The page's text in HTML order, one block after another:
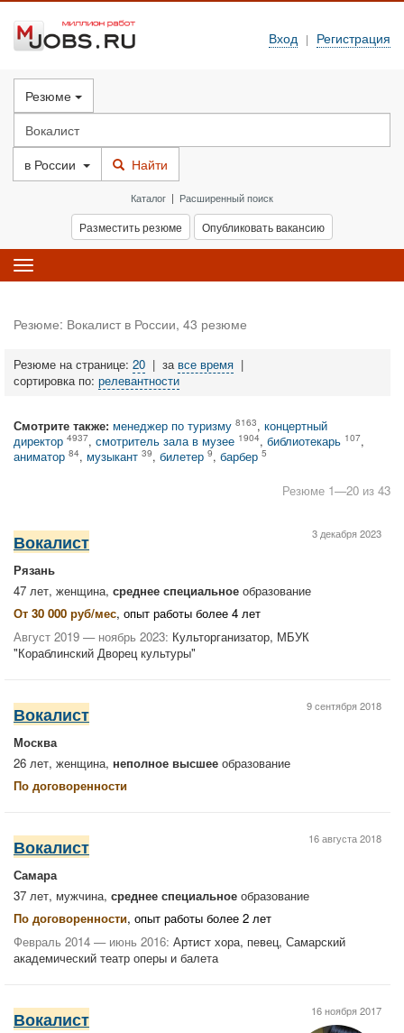
Вход | Регистрация
Резюме
в России Найти
Каталог | Расширенный поиск
Разместить резюме Опубликовать вакансию
Toggle
navigation
Резюме: Вокалист в России, 43 резюме
Резюме на странице: 20 | за все время |
сортировка по: релевантности
Смотрите также: менеджер по туризму 8163, концертный
директор 4937, смотритель зала в музее 1904, библиотекарь 107,
аниматор 84, музыкант 39, билетер 9, барбер 5
Резюме 1—20 из 43
3 декабря 2023
Вокалист
Рязань
47 лет, женщина, среднее специальное образование
От 30 000 руб/мес, опыт работы более 4 лет
Август 2019 — ноябрь 2023: Культорганизатор, МБУК
"Кораблинский Дворец культуры"
9 сентября 2018
Вокалист
Москва
26 лет, женщина, неполное высшее образование
По договоренности
16 августа 2018
Вокалист
Самара
37 лет, мужчина, среднее специальное образование
По договоренности, опыт работы более 2 лет
Февраль 2014 — июнь 2016: Артист хора, певец, Самарский
академический театр оперы и балета
16 ноября 2017
Вокалист